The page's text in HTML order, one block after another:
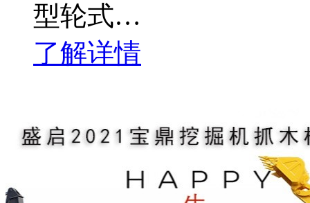
型轮式…
了解详情